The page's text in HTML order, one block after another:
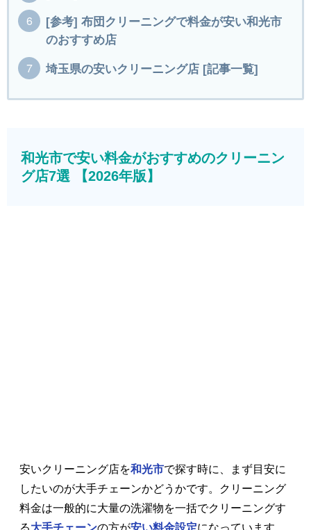
[参考] 布団クリーニングで料金が安い和光市
のおすすめ店
埼玉県の安いクリーニング店 [記事一覧]
和光市で安い料金がおすすめのクリーニン
グ店7選 【2026年版】
安いクリーニング店を和光市で探す時に、まず目安に
したいのが大手チェーンかどうかです。クリーニング
料金は一般的に大量の洗濯物を一括でクリーニングす
る大手チェーンの方が安い料金設定になっています。